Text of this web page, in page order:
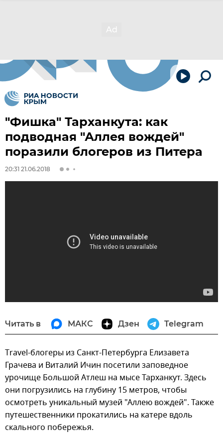
"Фишка" Тарханкута: как
подводная "Аллея вождей"
поразили блогеров из Питера
20:31 21.06.2018
Читать в МАКС Дзен Telegram
Тravel-блогеры из Санкт-Петербурга Елизавета
Грачева и Виталий Ичин посетили заповедное
урочище Большой Атлеш на мысе Тарханкут. Здесь
они погрузились на глубину 15 метров, чтобы
осмотреть уникальный музей "Аллею вождей". Также
путешественники прокатились на катере вдоль
скального побережья.